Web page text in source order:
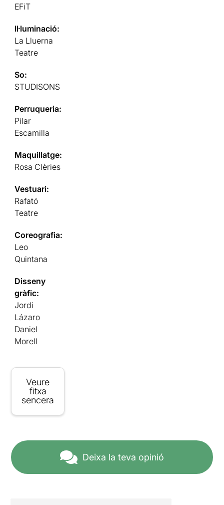
EFiT
Il·luminació:
La Lluerna
Teatre
So:
STUDISONS
Perruqueria:
Pilar
Escamilla
Maquillatge:
Rosa Clèries
Vestuari:
Rafató
Teatre
Coreografia:
Leo
Quintana
Disseny
gràfic:
Jordi
Lázaro
Daniel
Morell
Veure
fitxa
sencera
Deixa la teva opinió